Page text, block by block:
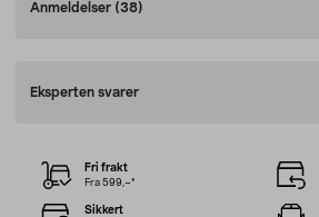
Anmeldelser (38)
Eksperten svarer
Fri frakt
Fra 599,–*
Sikkert